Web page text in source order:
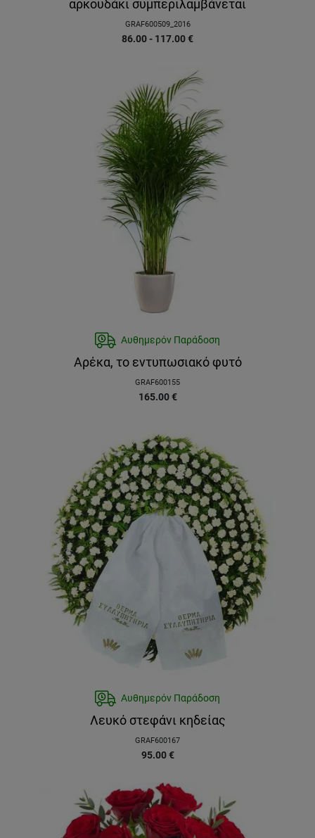
αρκουδάκι συμπεριλαμβάνεται
GRAF600509_2016
86.00 - 117.00€
Αυθημερόν Παράδοση
Αρέκα, το εντυπωσιακό φυτό
GRAF600155
165.00 €
Αυθημερόν Παράδοση
Λευκό στεφάνι κηδείας
GRAF600167
95.00 €